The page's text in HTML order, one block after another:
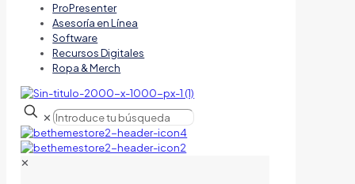
ProPresenter
Asesoría en Línea
Software
Recursos Digitales
Ropa & Merch
✕
✕